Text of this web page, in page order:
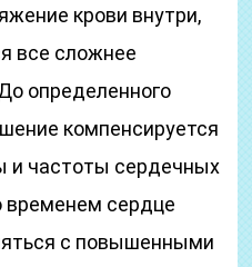
крови внутри,
все сложнее
определенного
компенсируется
и частоты сердечных
временем сердце
с повышенными